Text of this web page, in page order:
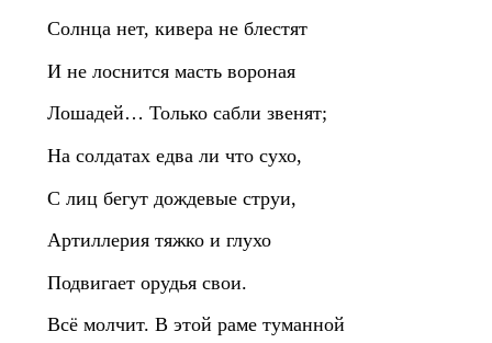
Солнца нет, кивера не блестят
И не лоснится масть вороная
Лошадей… Только сабли звенят;
На солдатах едва ли что сухо,
С лиц бегут дождевые струи,
Артиллерия тяжко и глухо
Подвигает орудья свои.
Всё молчит. В этой раме туманной